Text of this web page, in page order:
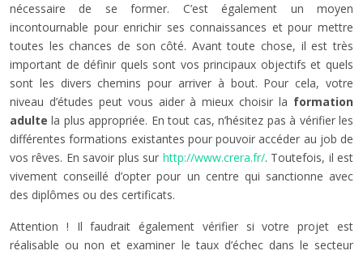
nécessaire de se former. C’est également un moyen
incontournable pour enrichir ses connaissances et pour mettre
toutes les chances de son côté. Avant toute chose, il est très
important de définir quels sont vos principaux objectifs et quels
sont les divers chemins pour arriver à bout. Pour cela, votre
niveau d’études peut vous aider à mieux choisir la formation
adulte la plus appropriée. En tout cas, n’hésitez pas à vérifier les
différentes formations existantes pour pouvoir accéder au job de
vos rêves. En savoir plus sur http://www.crera.fr/. Toutefois, il est
vivement conseillé d’opter pour un centre qui sanctionne avec
des diplômes ou des certificats.
Attention ! Il faudrait également vérifier si votre projet est
réalisable ou non et examiner le taux d’échec dans le secteur